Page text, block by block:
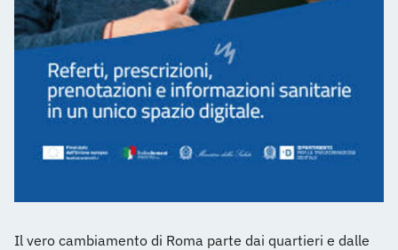
Il vero cambiamento di Roma parte dai quartieri e dalle